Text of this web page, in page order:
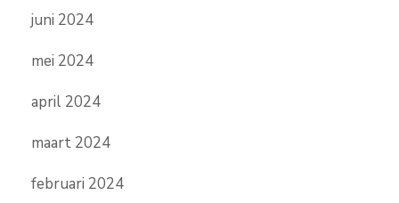
juni 2024
mei 2024
april 2024
maart 2024
februari 2024